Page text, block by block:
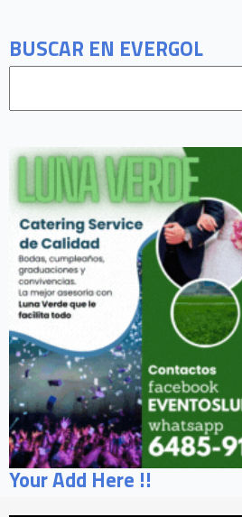
BUSCAR EN EVERGOL
Your Add Here !!